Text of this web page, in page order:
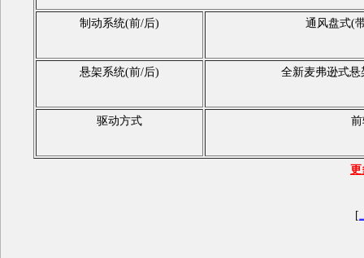
制动系统(前/后) 通风盘式(
悬架系统(前/后) 全新麦弗逊式
驱动方式
[